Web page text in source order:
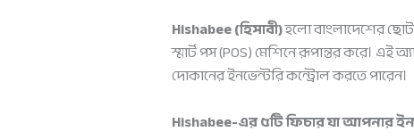
Hishabee (হিসাবী)হলো বাংলাদেশের ছোট
স্মার্ট পস (POS) মেশিনে রূপান্তর করে। এই
দোকানের ইনভেন্টরি কন্ট্রোল করতে পারেন।
Hishabee-এর ৫টি ফিচার যা আপনার